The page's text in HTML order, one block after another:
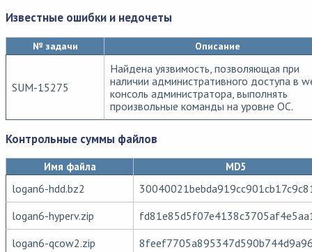
Известные ошибки и недочеты
№ задачи Описание
SUM-15275
Найдена уязвимость, позволяющая при
наличии административного доступа в
консоль администратора, выполнять
произвольные команды на уровне ОС.
Контрольные суммы файлов
Имя файла MD5
logan6-hdd.bz2
logan6-hyperv.zip
logan6-qcow2.zip